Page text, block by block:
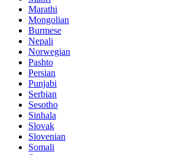
Marathi
Mongolian
Burmese
Nepali
Norwegian
Pashto
Persian
Punjabi
Serbian
Sesotho
Sinhala
Slovak
Slovenian
Somali